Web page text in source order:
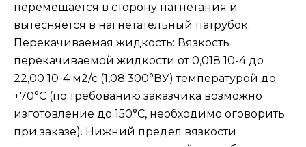
перемещается в сторону нагнетания и
вытесняется в нагнетательный патрубок.
Перекачиваемая жидкость: Вязкость
перекачиваемой жидкости от 0,018 10-4 до
22,00 10-4 м2/с (1,08:300°ВУ) температурой до
+70°С (по требованию заказчика возможно
изготовление до 150°С, необходимо оговорить
при заказе). Нижний предел вязкости